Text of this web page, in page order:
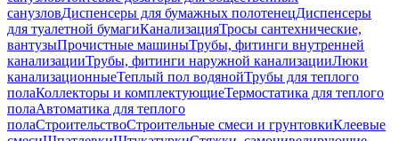
санузловДиспенсеры для бумажных полотенецДиспенсеры
для туалетной бумагиКанализацияТросы сантехнические,
вантузыПрочистные машиныТрубы, фитинги внутренней
канализацииТрубы, фитинги наружной канализацииЛюки
канализационныеТеплый пол водянойТрубы для теплого
полаКоллекторы и комплектующиеТермостатика для теплого
полаАвтоматика для теплого
полаСтроительствоСтроительные смеси и грунтовкиКлеевые